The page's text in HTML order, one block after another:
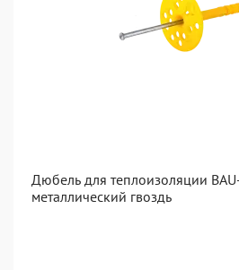
Дюбель для теплоизоляции
металлический гвоздь